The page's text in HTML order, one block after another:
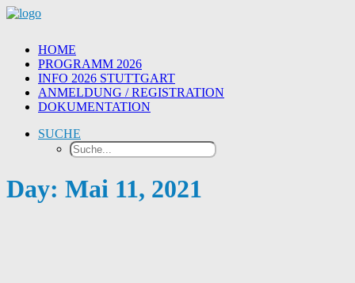
HOME
PROGRAMM 2026
INFO 2026 STUTTGART
ANMELDUNG / REGISTRATION
DOKUMENTATION
SUCHE
Day: Mai 11, 2021